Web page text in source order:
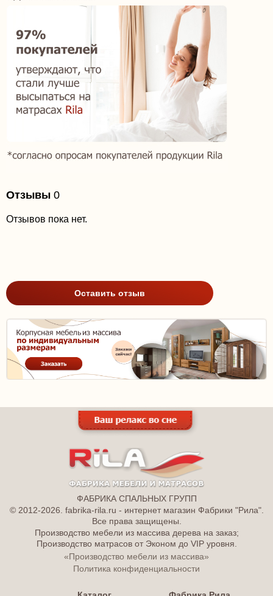
Отзывы 0
Отзывов пока нет.
Оставить отзыв
ФАБРИКА СПАЛЬНЫХ ГРУПП
© 2012-2026. fabrika-rila.ru - интернет магазин Фабрики "Рила".
Все права защищены.
Производство мебели из массива дерева на заказ;
Производство матрасов от Эконом до VIP уровня.
«Производство мебели из массива»
Политика конфиденциальности